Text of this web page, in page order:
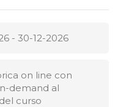
- 30-12-2026
on line con
demand al
curso